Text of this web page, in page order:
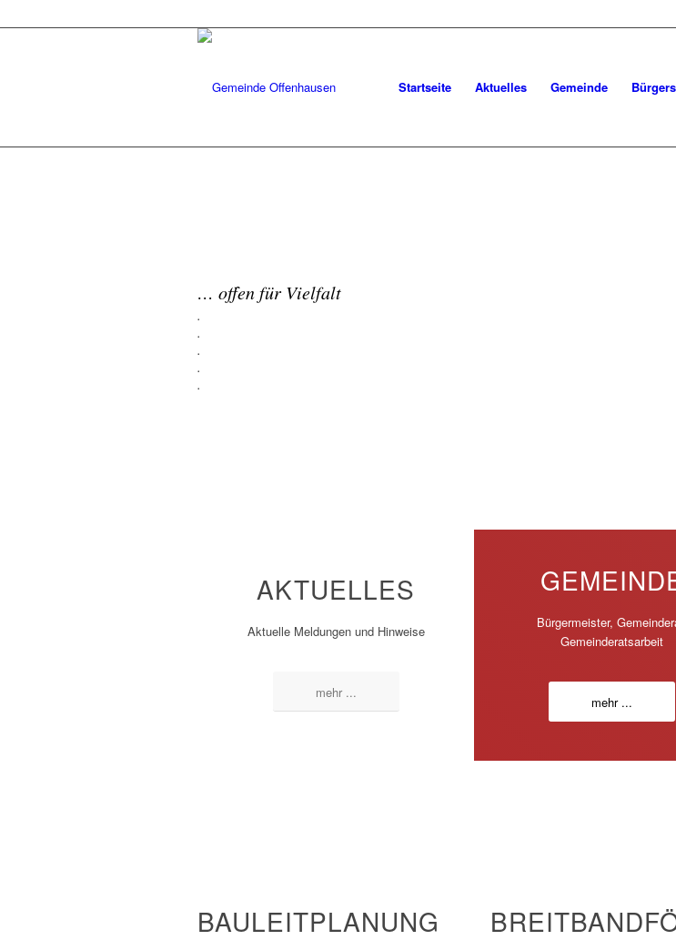
Startseite Aktuelles Gemeinde
… offen für Vielfalt
.
.
.
.
.
AKTUELLES
Aktuelle Meldungen und Hinweise
mehr ...
Bürgermeister,
Gemeinderatsarbeit
mehr ...
BAULEITPLANUNG